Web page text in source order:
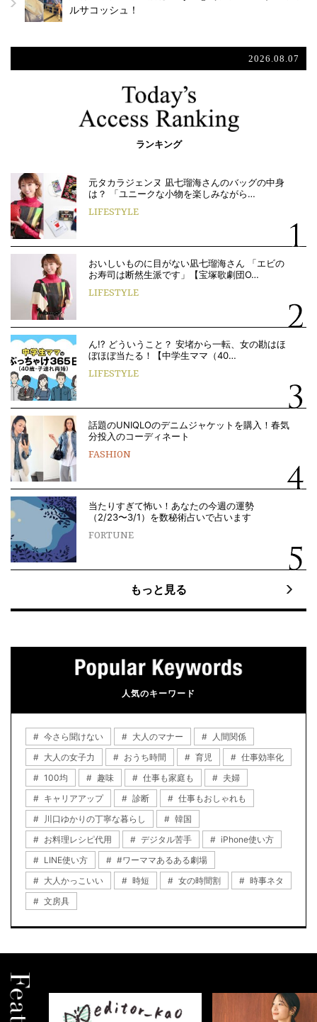
ルサコッシュ！
2026.08.07
ランキング
元タカラジェンヌ 凪七瑠海さんのバッグの中身
は？ 「ユニークな小物を楽しみながら…
LIFESTYLE
おいしいものに目がない凪七瑠海さん 「エビの
お寿司は断然生派です」【宝塚歌劇団O…
LIFESTYLE
ん!? どういうこと？ 安堵から一転、女の勘はほ
ぼほぼ当たる！【中学生ママ（40…
LIFESTYLE
話題のUNIQLOのデニムジャケットを購入！春気
分投入のコーディネート
FASHION
当たりすぎて怖い！あなたの今週の運勢
（2/23〜3/1）を数秘術占いで占います
FORTUNE
もっと見る
人気のキーワード
今さら聞けない 大人のマナー
人間関係
大人の女子力
おうち時間 育児
仕事効率化
100均
趣味 仕事も家庭も
夫婦
キャリアアップ
診断
仕事もおしゃれも
川口ゆかりの丁寧な暮らし
韓国
お料理レシピ代用
デジタル苦手
iPhone使い方
LINE使い方
#ワーママあるある劇場
大人かっこいい
時短 女の時間割
時事ネタ
文房具